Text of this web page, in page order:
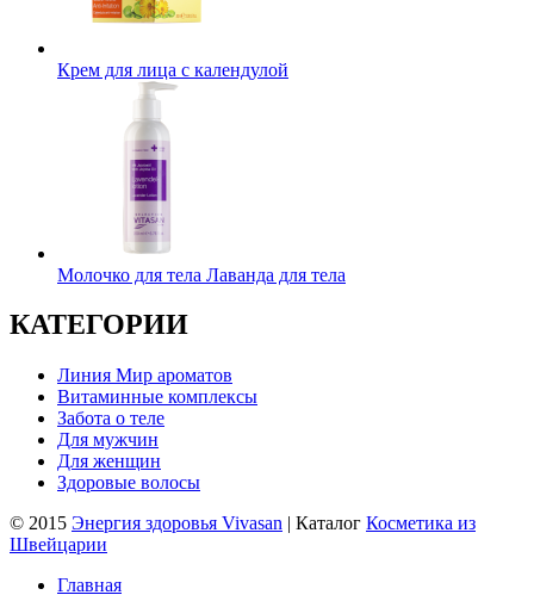
Крем для лица с календулой
Молочко для тела Лаванда для тела
КАТЕГОРИИ
Линия Мир ароматов
Витаминные комплексы
Забота о теле
Для мужчин
Для женщин
Здоровые волосы
© 2015 Энергия здоровья Vivasan | Каталог Косметика из
Швейцарии
Главная